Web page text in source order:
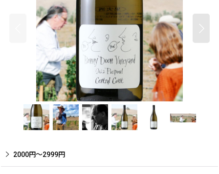
2000円〜2999円